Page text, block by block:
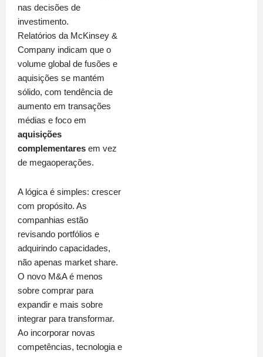
nas decisões de
investimento.
Relatórios da McKinsey &
Company indicam que o
volume global de fusões e
aquisições se mantém
sólido, com tendência de
aumento em transações
médias e foco em
aquisições
complementares em vez
de megaoperações.
A lógica é simples: crescer
com propósito. As
companhias estão
revisando portfólios e
adquirindo capacidades,
não apenas market share.
O novo M&A é menos
sobre comprar para
expandir e mais sobre
integrar para transformar.
Ao incorporar novas
competências, tecnologia e